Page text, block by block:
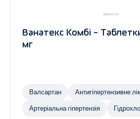
Ванатекс Комбі -
мг
Валсартан Антигіпертензивне
Артеріальна гіпертензія